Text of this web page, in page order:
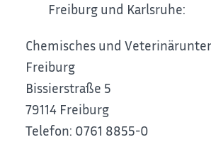
Freiburg und Karlsruhe:
Chemisches und
Freiburg
Bissierstraße 5
79114 Freiburg
Telefon: 0761 8855-0